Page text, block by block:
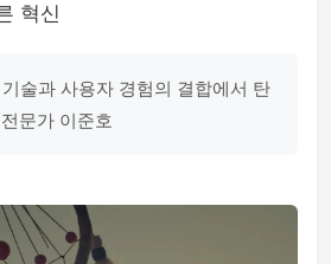
혁신
술과 사용자 경험의 결합에서 탄
문가 이준호